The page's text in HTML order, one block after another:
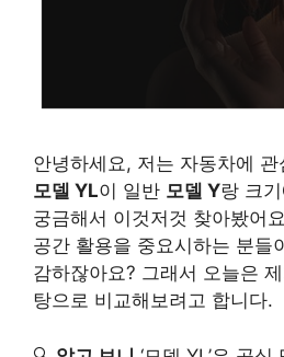
안녕하세요, 저는 자동차에
모델 YL이 일반 모델 Y랑 크
궁금해서 이것저것 찾아봤어
공간 활용을 중요시하는 분들
감하잖아요? 그래서 오늘은
탕으로 비교해보려고 합니다.